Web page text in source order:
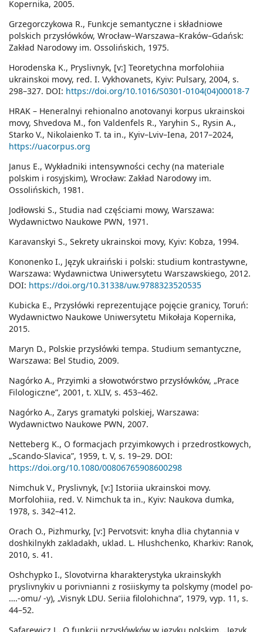
Kopernika, 2005.
Grzegorczykowa R., Funkcje semantyczne i składniowe
polskich przysłówków, Wrocław–Warszawa–Kraków–Gdańsk:
Zakład Narodowy im. Ossolińskich, 1975.
Horodenska K., Pryslivnyk, [v:] Teoretychna morfolohiia
ukrainskoi movy, red. I. Vykhovanets, Kyiv: Pulsary, 2004, s.
298–327. DOI: https://doi.org/10.1016/S0301-0104(04)00018-7
HRAK – Heneralnyi rehionalno anotovanyi korpus ukrainskoi
movy, Shvedova M., fon Valdenfels R., Yaryhin S., Rysin A.,
Starko V., Nikolaienko T. ta in., Kyiv–Lviv–Iena, 2017–2024,
https://uacorpus.org
Janus E., Wykładniki intensywności cechy (na materiale
polskim i rosyjskim), Wrocław: Zakład Narodowy im.
Ossolińskich, 1981.
Jodłowski S., Studia nad częściami mowy, Warszawa:
Wydawnictwo Naukowe PWN, 1971.
Karavanskyi S., Sekrety ukrainskoi movy, Kyiv: Kobza, 1994.
Kononenko I., Język ukraiński i polski: studium kontrastywne,
Warszawa: Wydawnictwa Uniwersytetu Warszawskiego, 2012.
DOI: https://doi.org/10.31338/uw.9788323520535
Kubicka E., Przysłówki reprezentujące pojęcie granicy, Toruń:
Wydawnictwo Naukowe Uniwersytetu Mikołaja Kopernika,
2015.
Maryn D., Polskie przysłówki tempa. Studium semantyczne,
Warszawa: Bel Studio, 2009.
Nagórko A., Przyimki a słowotwórstwo przysłówków, „Prace
Filologiczne”, 2001, t. XLIV, s. 453–462.
Nagórko A., Zarys gramatyki polskiej, Warszawa:
Wydawnictwo Naukowe PWN, 2007.
Netteberg K., O formacjach przyimkowych i przedrostkowych,
„Scando-Slavica”, 1959, t. V, s. 19–29. DOI:
https://doi.org/10.1080/00806765908600298
Nimchuk V., Pryslivnyk, [v:] Istoriia ukrainskoi movy.
Morfolohiia, red. V. Nimchuk ta in., Kyiv: Naukova dumka,
1978, s. 342–412.
Orach O., Pizhmurky, [v:] Pervotsvit: knyha dlia chytannia v
doshkilnykh zakladakh, uklad. L. Hlushchenko, Kharkiv: Ranok,
2010, s. 41.
Oshchypko I., Slovotvirna kharakterystyka ukrainskykh
pryslivnykiv u porivnianni z rosiiskymy ta polskymy (model po-
….-omu/ -y), „Visnyk LDU. Seriia filolohichna”, 1979, vyp. 11, s.
44–52.